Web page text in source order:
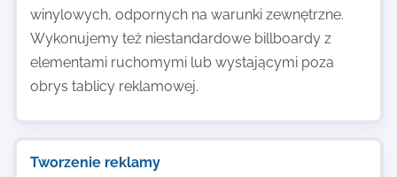
winylowych, odpornych na warunki zewnętrzne.
Wykonujemy też niestandardowe billboardy z
elementami ruchomymi lub wystającymi poza
obrys tablicy reklamowej.
Tworzenie reklamy